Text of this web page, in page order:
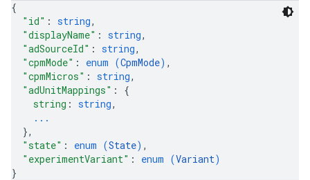
{
"id" : string,
"displayName" : string,
"adSourceId" : string,
"cpmMode" : enum (CpmMode) ,
"cpmMicros" : string,
"adUnitMappings" : {
string : string,
...
},
"state" : enum (State) ,
"experimentVariant" : enum (Variant)
}